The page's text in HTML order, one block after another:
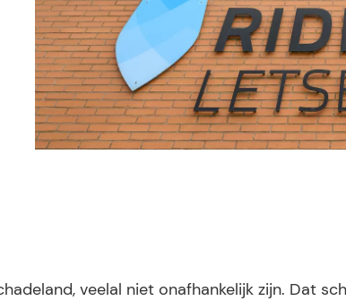
veelal niet onafhankelijk zijn. Dat